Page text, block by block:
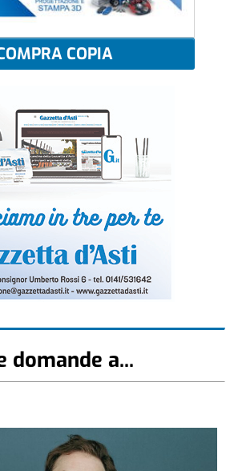
COPIA
domande a...